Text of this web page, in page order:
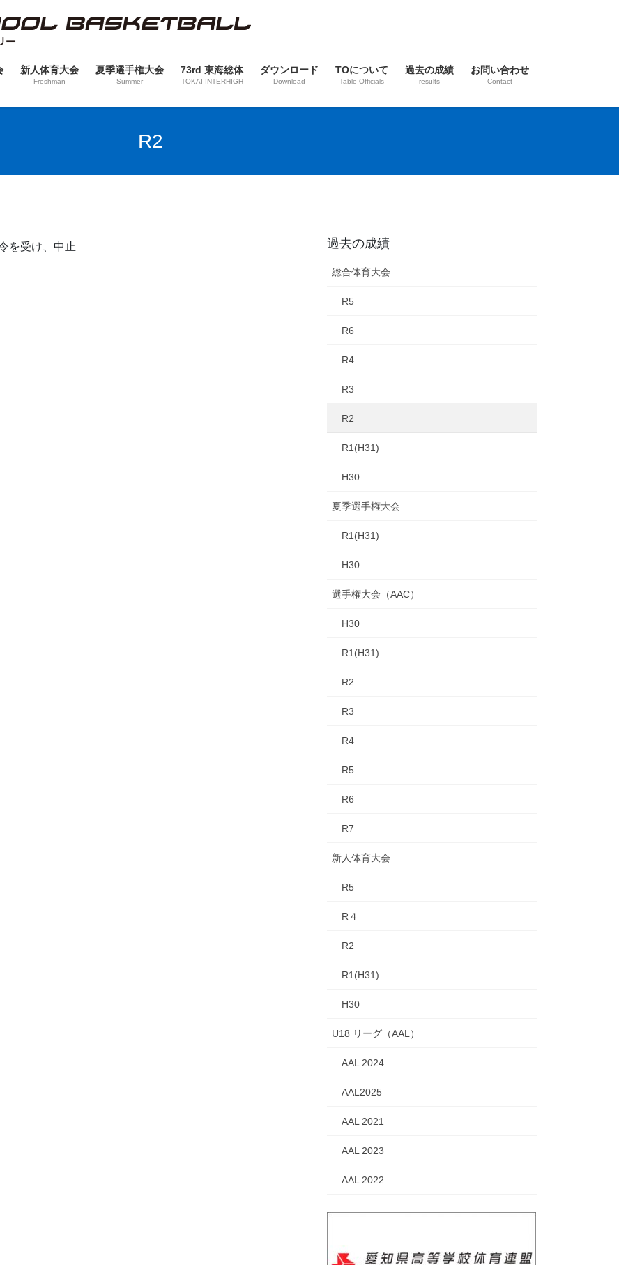
新人体育大会
Freshman
夏季選手権大会
Summer
73rd 東海総体
TOKAI INTERHIGH
ダウンロード
Download
TOについて
Table Officials
過去の成績
results
お問い合わせ
Contact
R2
を受け、中止 過去の成績
総合体育大会
R5
R6
R4
R3
R2
R1(H31)
H30
夏季選手権大会
R1(H31)
H30
選手権大会（AAC）
H30
R1(H31)
R2
R3
R4
R5
R6
R7
新人体育大会
R5
R４
R2
R1(H31)
H30
U18 リーグ（AAL）
AAL 2024
AAL2025
AAL 2021
AAL 2023
AAL 2022